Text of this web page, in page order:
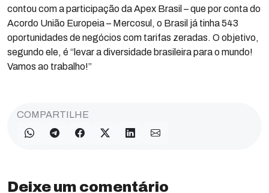
contou com a participação da Apex Brasil – que por conta do
Acordo União Europeia – Mercosul, o Brasil já tinha 543
oportunidades de negócios com tarifas zeradas. O objetivo,
segundo ele, é “levar a diversidade brasileira para o mundo!
Vamos ao trabalho!”
COMPARTILHE
Deixe um comentário